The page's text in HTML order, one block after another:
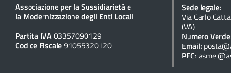
Associazione per la Sussidiarietà e
la Modernizzazione degli Enti Locali
Partita IVA03357090129
Codice Fiscale91055320120
Sede legale:
Via Carlo
(VA)
Numero Verde:
Email:
PEC: